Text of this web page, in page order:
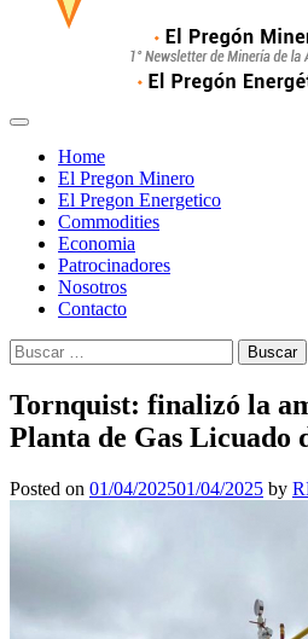
Home
El Pregon Minero
El Pregon Energetico
Commodities
Economia
Patrocinadores
Nosotros
Contacto
Buscar:
Tornquist: finalizó la
Planta de Gas Licuado
Posted on 01/04/202501/04/2025 by